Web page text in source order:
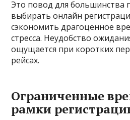
Это повод для большинства
выбирать онлайн
сэкономить драгоценное
стресса. Неудобство
ощущается при коротких
рейсах.
Ограниченные
рамки